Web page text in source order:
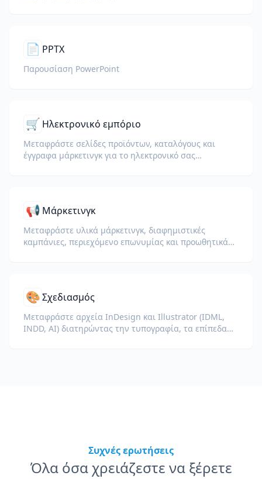
📄 PPTX
Παρουσίαση PowerPoint
🛒 Ηλεκτρονικό εμπόριο
Μεταφράστε σελίδες προϊόντων, καταλόγους και
έγγραφα μάρκετινγκ για το ηλεκτρονικό σας
📢 Μάρκετινγκ
Μεταφράστε υλικά μάρκετινγκ, διαφημιστικές
καμπάνιες, περιεχόμενο επωνυμίας και προωθητικά
🎨Σχεδιασμός
Μεταφράστε αρχεία InDesign και Illustrator (IDML,
INDD, AI) διατηρώντας την τυπογραφία, τα επίπεδα
Συχνές ερωτήσεις
Όλα όσα χρειάζεστε να ξέρετε